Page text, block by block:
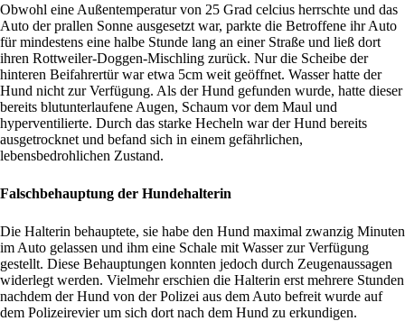
Obwohl eine Außentemperatur von 25 Grad celcius herrschte und das
Auto der prallen Sonne ausgesetzt war, parkte die Betroffene ihr Auto
für mindestens eine halbe Stunde lang an einer Straße und ließ dort
ihren Rottweiler-Doggen-Mischling zurück. Nur die Scheibe der
hinteren Beifahrertür war etwa 5cm weit geöffnet. Wasser hatte der
Hund nicht zur Verfügung. Als der Hund gefunden wurde, hatte dieser
bereits blutunterlaufene Augen, Schaum vor dem Maul und
hyperventilierte. Durch das starke Hecheln war der Hund bereits
ausgetrocknet und befand sich in einem gefährlichen,
lebensbedrohlichen Zustand.
Falschbehauptung der Hundehalterin
Die Halterin behauptete, sie habe den Hund maximal zwanzig Minuten
im Auto gelassen und ihm eine Schale mit Wasser zur Verfügung
gestellt. Diese Behauptungen konnten jedoch durch Zeugenaussagen
widerlegt werden. Vielmehr erschien die Halterin erst mehrere Stunden
nachdem der Hund von der Polizei aus dem Auto befreit wurde auf
dem Polizeirevier um sich dort nach dem Hund zu erkundigen.